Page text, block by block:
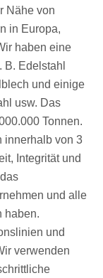
Nähe von
in Europa,
haben eine
Edelstahl
und einige
usw. Das
Tonnen.
innerhalb von 3
Integrität und
und alle
haben.
und
verwenden